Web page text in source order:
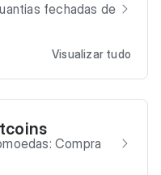
fechadas de
Visualizar tudo
Compra